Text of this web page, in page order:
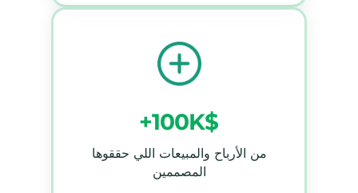
+100K$
من الأرباح والمبيعات اللي حققوها
المصممين